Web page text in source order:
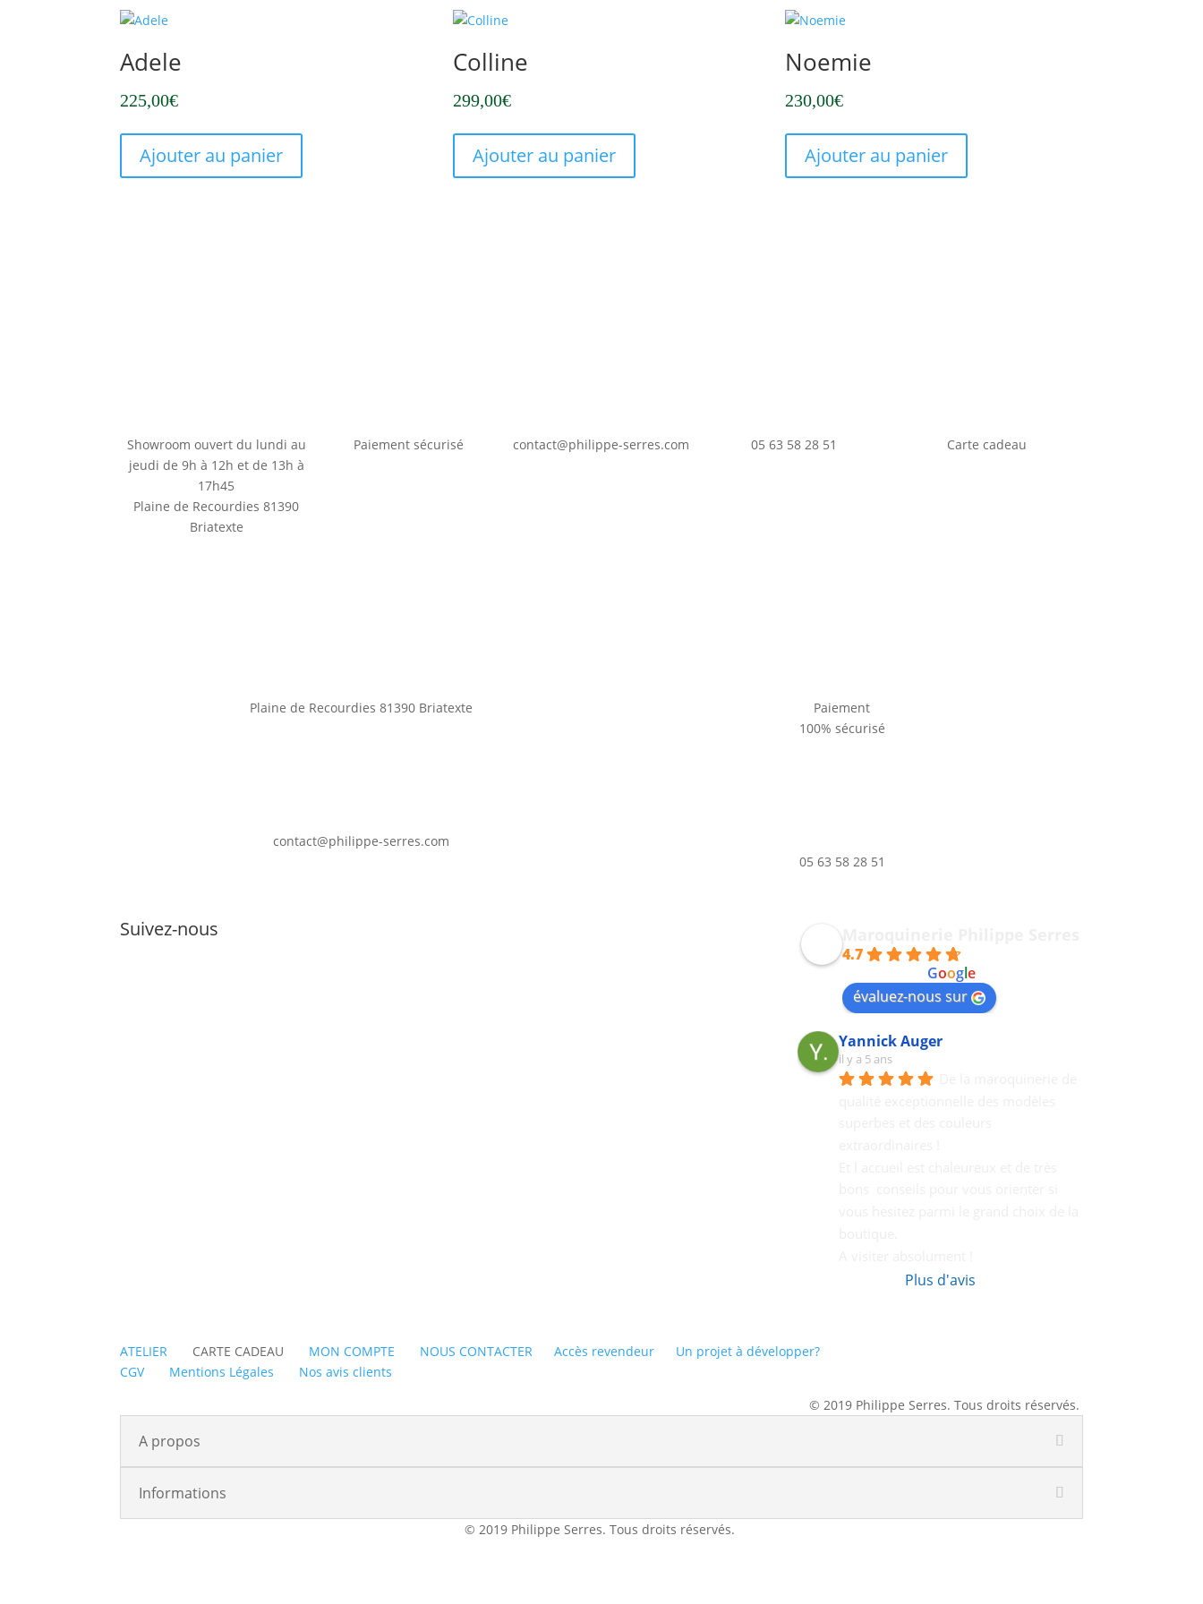
Adele
225,00€
Ajouter au panier
Colline
299,00€
Ajouter au panier
Noemie
230,00€
Ajouter au panier
Showroom ouvert du lundi au
jeudi de 9h à 12h et de 13h à
17h45
Plaine de Recourdies81390
Briatexte
Paiement sécurisé contact@philippe-serres.com 05 63 58 28 51 Carte cadeau
Plaine de Recourdies 81390 Briatexte
contact@philippe-serres.com
Paiement
100% sécurisé
05 63 58 28 51
Suivez-nous Maroquinerie Philippe Serres
4.7
Google
évaluez-nous sur
Yannick Auger
il y a 5 ans
Plus d'avis
ATELIER CARTE CADEAU MON COMPTE NOUS CONTACTER Accès revendeur
Un projet à développer?
CGV
Mentions Légales
Nos avis clients
© 2019 Philippe Serres. Tous droits réservés.
A propos
Informations
© 2019 Philippe Serres. Tous droits réservés.